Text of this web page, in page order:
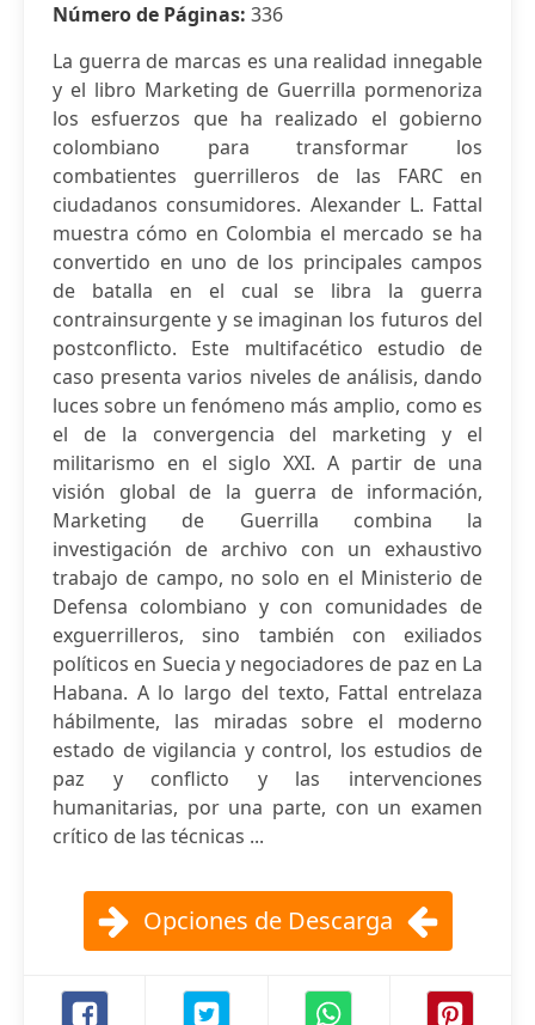
Número de Páginas: 336
La guerra de marcas es una realidad innegable
y el libro Marketing de Guerrilla pormenoriza
los esfuerzos que ha realizado el gobierno
colombiano para transformar los
combatientes guerrilleros de las FARC en
ciudadanos consumidores. Alexander L. Fattal
muestra cómo en Colombia el mercado se ha
convertido en uno de los principales campos
de batalla en el cual se libra la guerra
contrainsurgente y se imaginan los futuros del
postconflicto. Este multifacético estudio de
caso presenta varios niveles de análisis, dando
luces sobre un fenómeno más amplio, como es
el de la convergencia del marketing y el
militarismo en el siglo XXI. A partir de una
visión global de la guerra de información,
Marketing de Guerrilla combina la
investigación de archivo con un exhaustivo
trabajo de campo, no solo en el Ministerio de
Defensa colombiano y con comunidades de
exguerrilleros, sino también con exiliados
políticos en Suecia y negociadores de paz en La
Habana. A lo largo del texto, Fattal entrelaza
hábilmente, las miradas sobre el moderno
estado de vigilancia y control, los estudios de
paz y conflicto y las intervenciones
humanitarias, por una parte, con un examen
crítico de las técnicas ...
Opciones de Descarga